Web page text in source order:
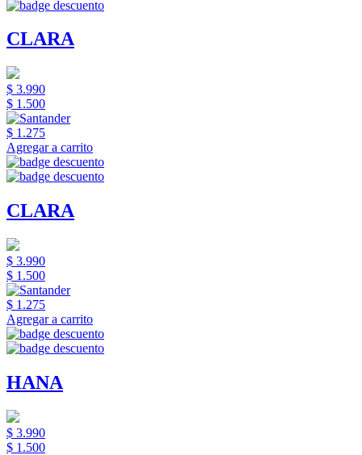
CLARA
$ 3.990
$ 1.500
$ 1.275
Agregar a carrito
CLARA
$ 3.990
$ 1.500
$ 1.275
Agregar a carrito
HANA
$ 3.990
$ 1.500